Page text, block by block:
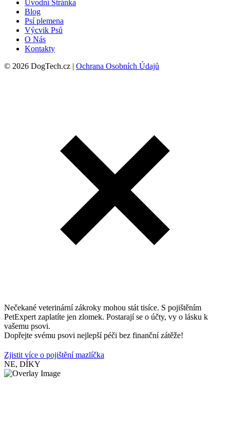
Úvodní Stránka
Blog
Psí plemena
Výcvik Psů
O Nás
Kontakty
© 2026 DogTech.cz | Ochrana Osobních Údajů
Nečekané veterinární zákroky mohou stát tisíce. S pojištěním
PetExpert zaplatíte jen zlomek. Postarají se o účty, vy o lásku k
vašemu psovi.
Dopřejte svému psovi nejlepší péči bez finanční zátěže!
Zjistit více o pojištění mazlíčka
NE, DÍKY